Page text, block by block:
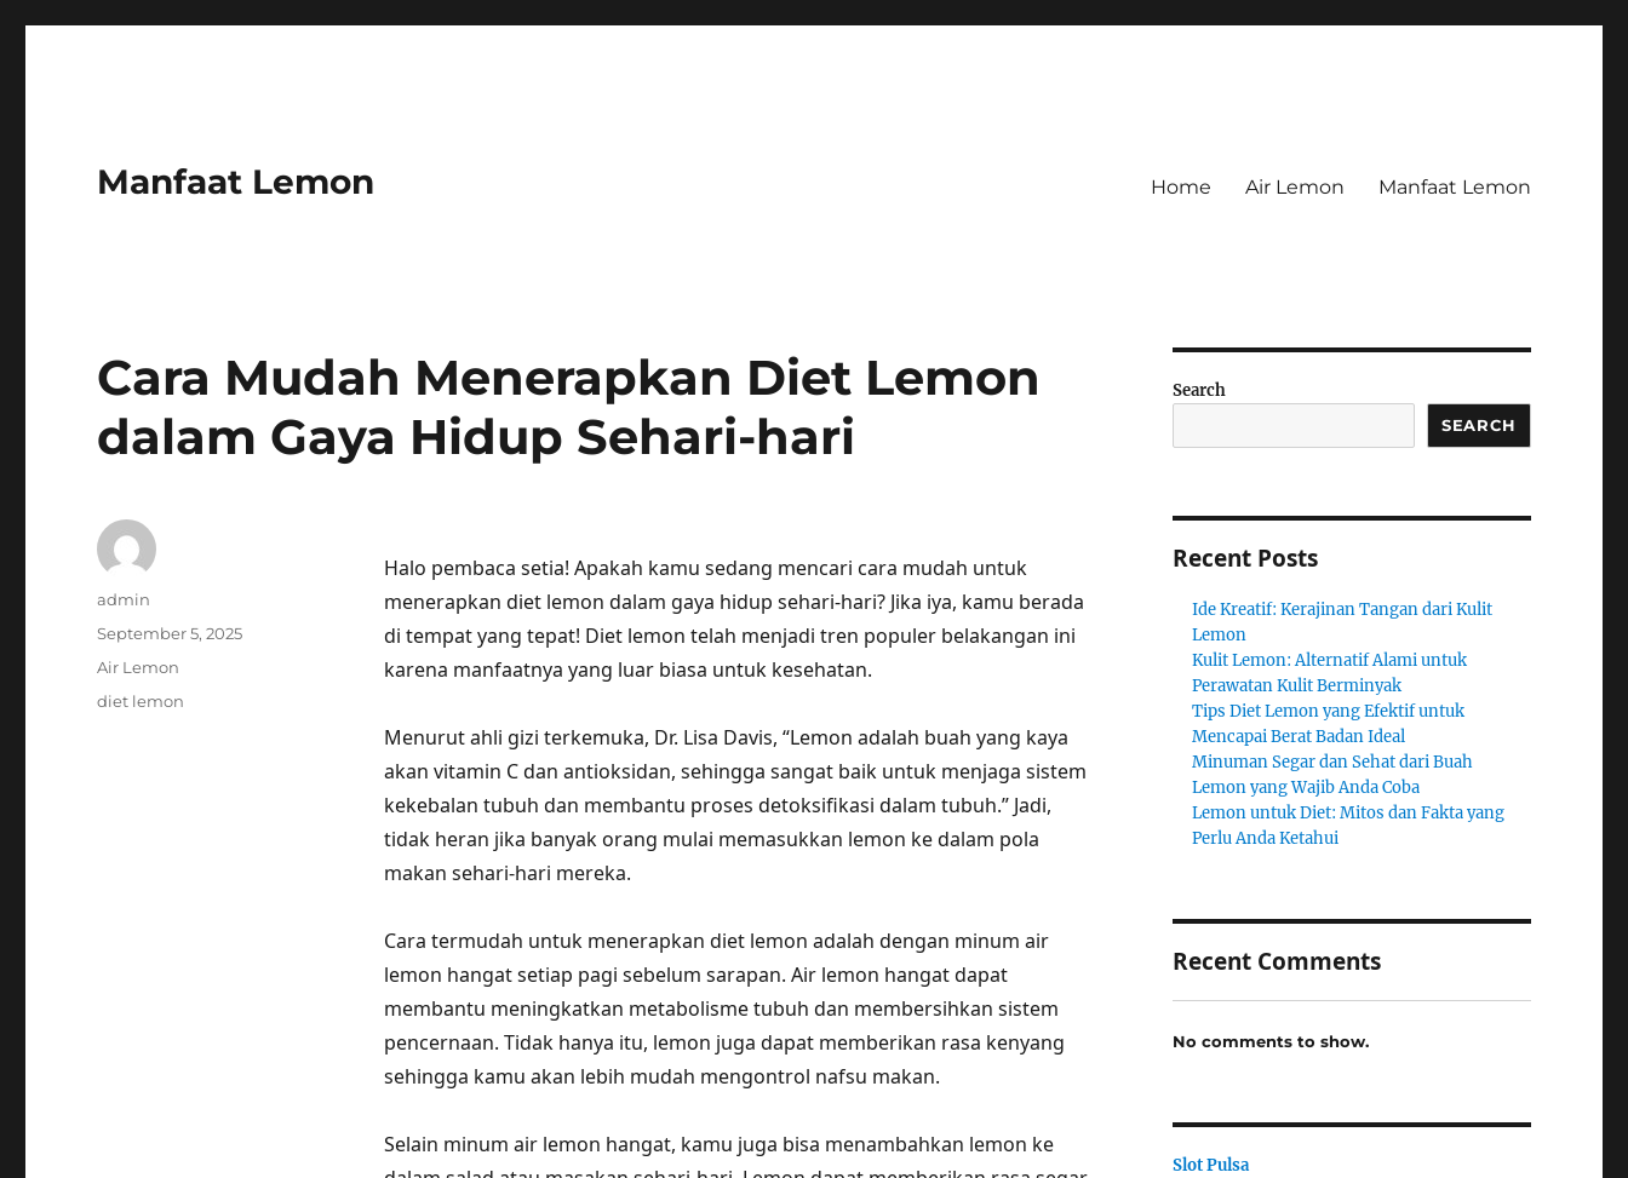
Manfaat Lemon Home Air Lemon Manfaat Lemon
Cara Mudah Menerapkan Diet Lemon
dalam Gaya Hidup Sehari-hari
Halo pembaca setia! Apakah kamu sedang mencari cara mudah untuk
menerapkan diet lemon dalam gaya hidup sehari-hari? Jika iya, kamu berada
di tempat yang tepat! Diet lemon telah menjadi tren populer belakangan ini
karena manfaatnya yang luar biasa untuk kesehatan.
Menurut ahli gizi terkemuka, Dr. Lisa Davis, “Lemon adalah buah yang kaya
akan vitamin C dan antioksidan, sehingga sangat baik untuk menjaga sistem
kekebalan tubuh dan membantu proses detoksifikasi dalam tubuh.” Jadi,
tidak heran jika banyak orang mulai memasukkan lemon ke dalam pola
makan sehari-hari mereka.
Cara termudah untuk menerapkan diet lemon adalah dengan minum air
lemon hangat setiap pagi sebelum sarapan. Air lemon hangat dapat
membantu meningkatkan metabolisme tubuh dan membersihkan sistem
pencernaan. Tidak hanya itu, lemon juga dapat memberikan rasa kenyang
sehingga kamu akan lebih mudah mengontrol nafsu makan.
Selain minum air lemon hangat, kamu juga bisa menambahkan lemon ke
Author
admin
Posted
on
September 5, 2025
Categories
Air Lemon
Tags
diet lemon
Search
SEARCH
Recent Posts
Ide Kreatif: Kerajinan Tangan dari Kulit
Lemon
Kulit Lemon: Alternatif Alami untuk
Perawatan Kulit Berminyak
Tips Diet Lemon yang Efektif untuk
Mencapai Berat Badan Ideal
Minuman Segar dan Sehat dari Buah
Lemon yang Wajib Anda Coba
Lemon untuk Diet: Mitos dan Fakta yang
Perlu Anda Ketahui
Recent Comments
No comments to show.
Slot Pulsa